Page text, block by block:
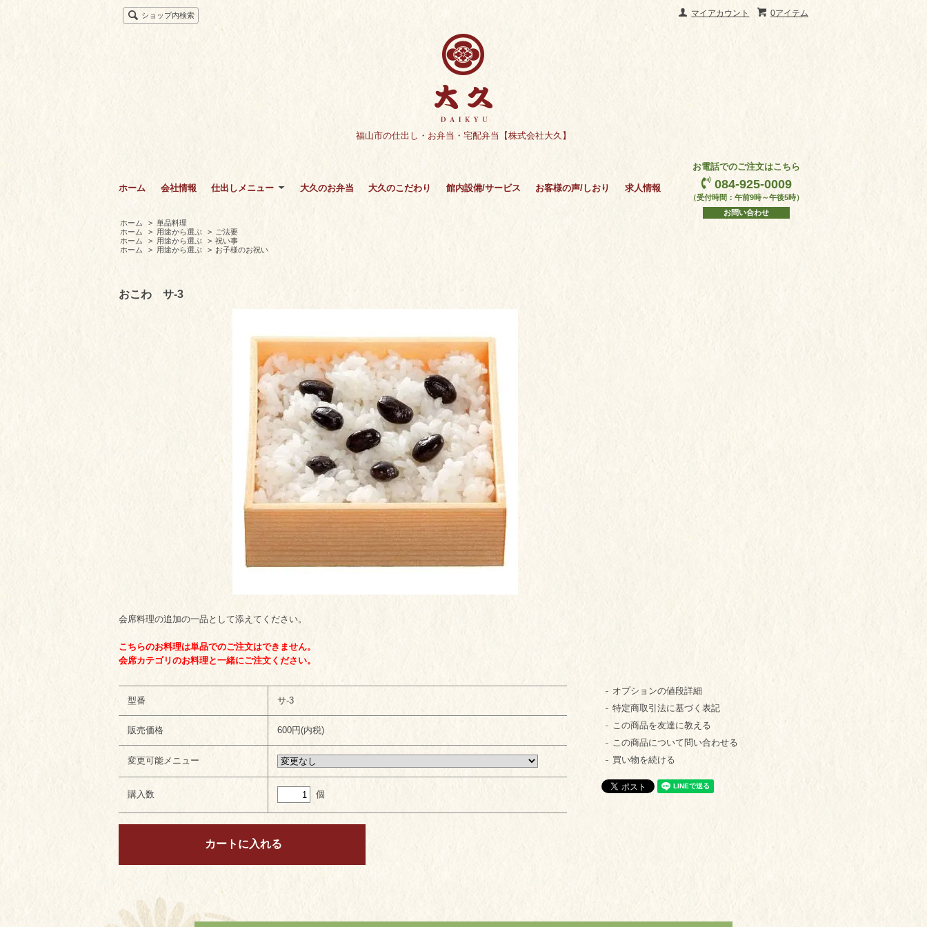
0アイテム
マイアカウント
ショップ内検索
福山市の仕出し・お弁当・宅配弁当【株式会社大久】
ホーム 会社情報 仕出しメニュー 大久のお弁当 大久のこだわり 館内設備/サービス お客様の声/しおり 求人情報
お電話でのご注文はこちら
084-925-0009
（受付時間：午前9時～午後5時）
お問い合わせ
ホーム
> 単品料理
ホーム
> 用途から選ぶ > ご法要
ホーム
> 用途から選ぶ > 祝い事
ホーム
> 用途から選ぶ > お子様のお祝い
おこわ サ-3
会席料理の追加の一品として添えてください。
こちらのお料理は単品でのご注文はできません。
会席カテゴリのお料理と一緒にご注文ください。
型番 サ-3
販売価格 600円(内税)
変更可能メニュー
購入数 個
オプションの値段詳細
特定商取引法に基づく表記
この商品を友達に教える
この商品について問い合わせる
買い物を続ける